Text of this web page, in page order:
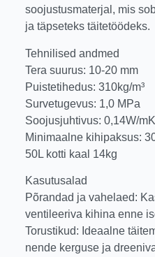
soojustusmaterjal, mis
ja täpseteks täitetöödeks.
Tehnilised andmed
Tera suurus: 10-20 mm
Puistetihedus: 310kg/m³
Survetugevus: 1,0 MPa
Soojusjuhtivus: 0,14W/mK
Minimaalne kihipaksus:
50L kotti kaal 14kg
Kasutusalad
Põrandad ja vahelaed:
ventileeriva kihina enne
Torustikud: Ideaalne
nende kerguse ja